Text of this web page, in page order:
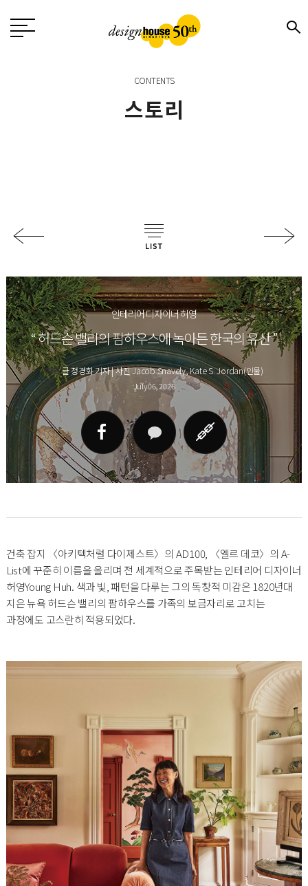
CONTENTS
스토리
인테리어 디자이너 허영
“ 허드슨 밸리의 팜하우스에 녹아든 한국의 유산 ”
기획글 정경화 기자 | 사진 Jacob Snavely, Kate S. Jordan(인물)
July 06, 2026
건축 잡지 〈아키텍처럴 다이제스트〉의 AD100, 〈엘르 데코〉의 A-
List에 꾸준히 이름을 올리며 전 세계적으로 주목받는 인테리어 디자이너
허영Young Huh. 색과 빛, 패턴을 다루는 그의 독창적 미감은 1820년대
지은 뉴욕 허드슨 밸리의 팜하우스를 가족의 보금자리로 고치는
과정에도 고스란히 적용되었다.